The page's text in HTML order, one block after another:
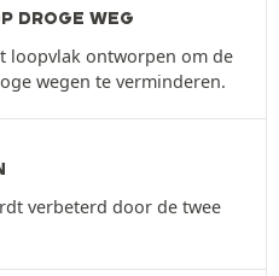
DROGE WEG
loopvlak ontworpen om de
wegen te verminderen.
verbeterd door de twee